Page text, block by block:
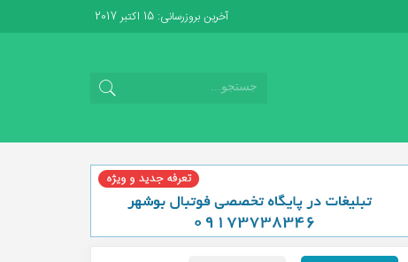
آخرین بروزرسانی: 15 اکتبر 2017